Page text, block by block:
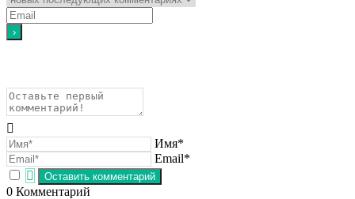
Имя*
Email*
0 Комментарий